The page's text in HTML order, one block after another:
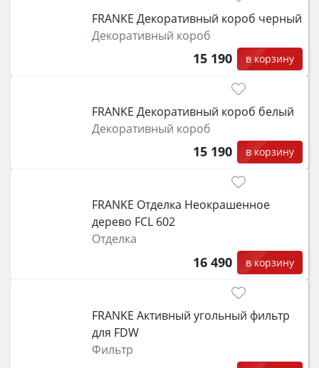
FRANKE Декоративный короб черный
Декоративный короб
15 190 в корзину
FRANKE Декоративный короб белый
Декоративный короб
15 190 в корзину
FRANKE Отделка Неокрашенное
дерево FCL 602
Отделка
16 490 в корзину
FRANKE Активный угольный фильтр
для FDW
Фильтр